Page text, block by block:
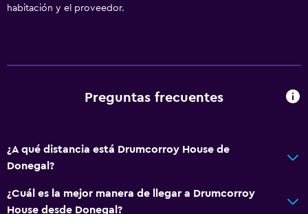
habitación y el proveedor.
Preguntas frecuentes
¿A qué distancia está Drumcorroy House de
Donegal?
¿Cuál es la mejor manera de llegar a Drumcorroy
House desde Donegal?